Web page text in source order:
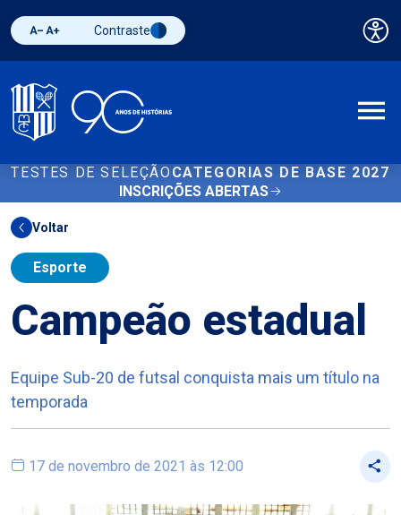
Diminuir fonte
Aumentar fonteAlternar contraste
Contraste
TESTES DE SELEÇÃO CATEGORIAS DE BASE 2027
INSCRIÇÕES ABERTAS
Voltar
Esporte
Campeão estadual
Equipe Sub-20 de futsal conquista mais um título na
temporada
17 de novembro de 2021 às 12:00